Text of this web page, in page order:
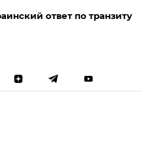
ответ по транзиту